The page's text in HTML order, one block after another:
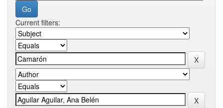
Current filters: